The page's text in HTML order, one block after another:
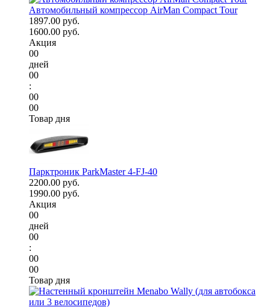
Автомобильный компрессор AirMan Compact Tour
1897.00 руб.
1600.00 руб.
Акция
00
дней
00
:
00
00
Товар дня
Парктроник ParkMaster 4-FJ-40
2200.00 руб.
1990.00 руб.
Акция
00
дней
00
:
00
00
Товар дня